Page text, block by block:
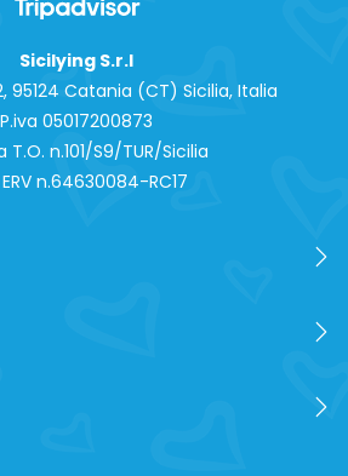
Sicilying S.r.l
95124 Catania (CT) Sicilia, Italia
P.iva 0‍5017200873
T.O. n.101/S9/TUR/Sicilia
n.64630084-RC17